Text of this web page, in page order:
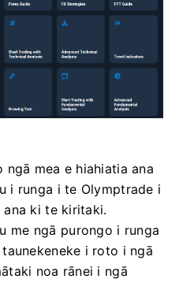
mea e hiahiatia ana
i runga i te Olymptrade i
ki te kiritaki.
me ngā purongo i runga
i roto i ngā
noa rānei i ngā